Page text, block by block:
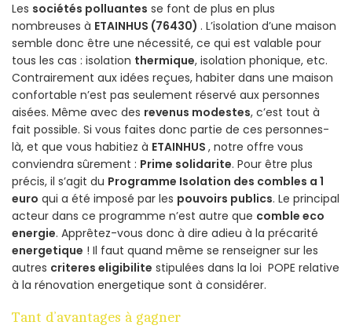
Les sociétés polluantes se font de plus en plus
nombreuses à ETAINHUS (76430) . L’isolation d’une maison
semble donc être une nécessité, ce qui est valable pour
tous les cas : isolation thermique, isolation phonique, etc.
Contrairement aux idées reçues, habiter dans une maison
confortable n’est pas seulement réservé aux personnes
aisées. Même avec des revenus modestes, c’est tout à
fait possible. Si vous faites donc partie de ces personnes-
là, et que vous habitiez à ETAINHUS , notre offre vous
conviendra sûrement : Prime solidarite. Pour être plus
précis, il s’agit du Programme Isolation des combles a 1
euro qui a été imposé par les pouvoirs publics. Le principal
acteur dans ce programme n’est autre que comble eco
energie. Apprêtez-vous donc à dire adieu à la précarité
energetique ! Il faut quand même se renseigner sur les
autres criteres eligibilite stipulées dans la loi POPE relative
à la rénovation energetique sont à considérer.
Tant d’avantages à gagner